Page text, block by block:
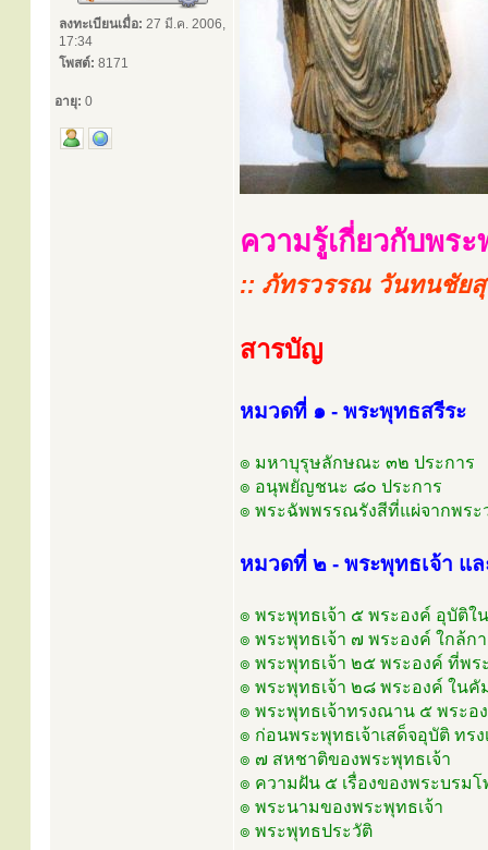
ลงทะเบียนเมื่อ: 27 มี.ค. 2006,
17:34
โพสต์: 8171
อายุ: 0
ความรู้เกี่ยวกับพระ
:: ภัทรวรรณ วันทนชัย
สารบัญ
หมวดที่ ๑ - พระพุทธสรีระ
๏ มหาบุรุษลักษณะ ๓๒ ประการ
๏ อนุพยัญชนะ ๘๐ ประการ
๏ พระฉัพพรรณรังสีที่แผ่จากพระ
หมวดที่ ๒ - พระพุทธเจ้า แ
๏ พระพุทธเจ้า ๕ พระองค์ อุบัติ
๏ พระพุทธเจ้า ๗ พระองค์ ใกล้ก
๏ พระพุทธเจ้า ๒๕ พระองค์ ที่พร
๏ พระพุทธเจ้า ๒๘ พระองค์ ใน
๏ พระพุทธเจ้าทรงณาน ๕ พระอ
๏ ก่อนพระพุทธเจ้าเสด็จอุบัติ ทรง
๏ ๗ สหชาติของพระพุทธเจ้า
๏ ความฝัน ๕ เรื่องของพระบรม
๏ พระนามของพระพุทธเจ้า
๏ พระพุทธประวัติ